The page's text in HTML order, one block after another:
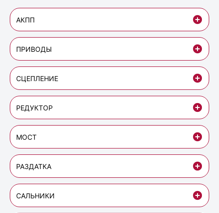
АКПП
ПРИВОДЫ
СЦЕПЛЕНИЕ
РЕДУКТОР
МОСТ
РАЗДАТКА
САЛЬНИКИ